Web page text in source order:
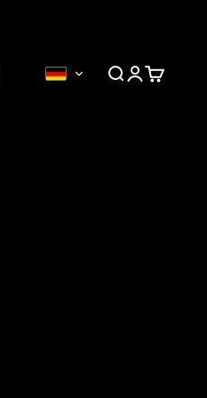
SucheAnmelden